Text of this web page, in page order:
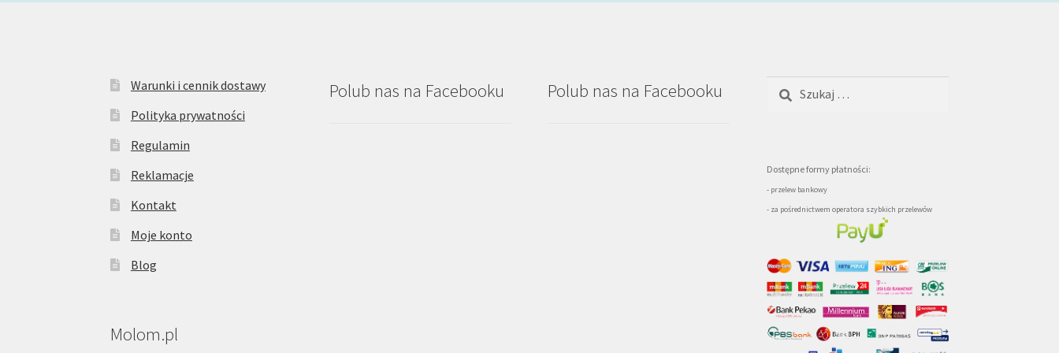
Warunki i cennik dostawy
Polityka prywatności
Regulamin
Reklamacje
Kontakt
Moje konto
Blog
Molom.pl
Polub nas na Facebooku Polub nas na Facebooku
Dostępne formy płatności:
- przelew bankowy
- za pośrednictwem operatora szybkich przelewów